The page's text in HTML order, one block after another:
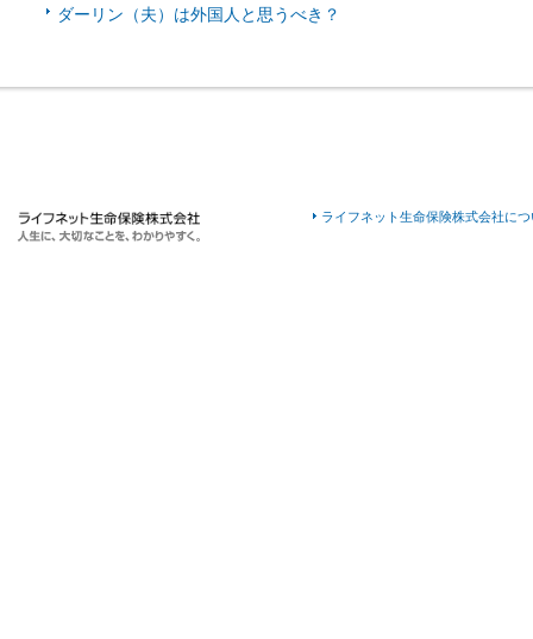
ダーリン（夫）は外国人と思うべき？
ライフネット生命保険株式会社に